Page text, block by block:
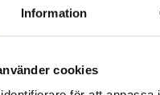
Information
cookies